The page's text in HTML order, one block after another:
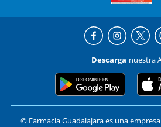
Descarga nuestra
© Farmacia Guadalajara es una